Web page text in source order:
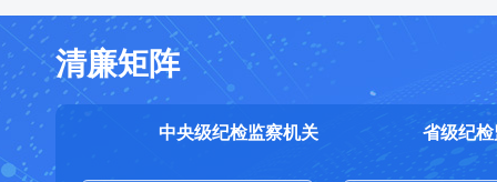
清廉矩阵
中央级纪检监察机关 省级纪